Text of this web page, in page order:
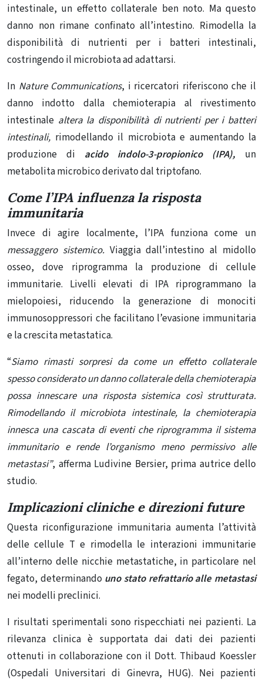
intestinale, un effetto collaterale ben noto. Ma questo
danno non rimane confinato all’intestino. Rimodella la
disponibilità di nutrienti per i batteri intestinali,
costringendo il microbiota ad adattarsi.
In Nature Communications, i ricercatori riferiscono che il
danno indotto dalla chemioterapia al rivestimento
intestinale altera la disponibilità di nutrienti per i batteri
intestinali, rimodellando il microbiota e aumentando la
produzione di acido indolo-3-propionico (IPA), un
metabolita microbico derivato dal triptofano.
Come l’IPA influenza la risposta
immunitaria
Invece di agire localmente, l’IPA funziona come un
messaggero sistemico.Viaggia dall’intestino al midollo
osseo, dove riprogramma la produzione di cellule
immunitarie. Livelli elevati di IPA riprogrammano la
mielopoiesi, riducendo la generazione di monociti
immunosoppressori che facilitano l’evasione immunitaria
e la crescita metastatica.
“Siamo rimasti sorpresi da come un effetto collaterale
spesso considerato un danno collaterale della chemioterapia
possa innescare una risposta sistemica così strutturata.
Rimodellando il microbiota intestinale, la chemioterapia
innesca una cascata di eventi che riprogramma il sistema
immunitario e rende l’organismo meno permissivo alle
metastasi”, afferma Ludivine Bersier, prima autrice dello
studio.
Implicazioni cliniche e direzioni future
Questa riconfigurazione immunitaria aumenta l’attività
delle cellule T e rimodella le interazioni immunitarie
all’interno delle nicchie metastatiche, in particolare nel
fegato, determinando uno stato refrattario alle metastasi
nei modelli preclinici.
I risultati sperimentali sono rispecchiati nei pazienti. La
rilevanza clinica è supportata dai dati dei pazienti
ottenuti in collaborazione con il Dott. Thibaud Koessler
(Ospedali Universitari di Ginevra, HUG). Nei pazienti